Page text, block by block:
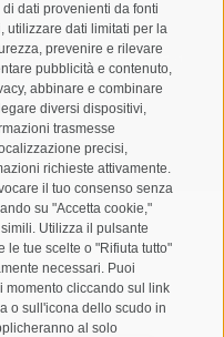
dati provenienti da fonti
utilizzare dati limitati per la
prevenire e rilevare
pubblicità e contenuto,
abbinare e combinare
diversi dispositivi,
trasmesse
precisi,
richieste attivamente.
il tuo consenso senza
su "Accetta cookie,"
Utilizza il pulsante
le tue scelte o "Rifiuta tutto"
necessari. Puoi
momento cliccando sul link
o sull'icona dello scudo in
al solo
, autorizzo il Titolare al
Policy • Privacy •
passion by